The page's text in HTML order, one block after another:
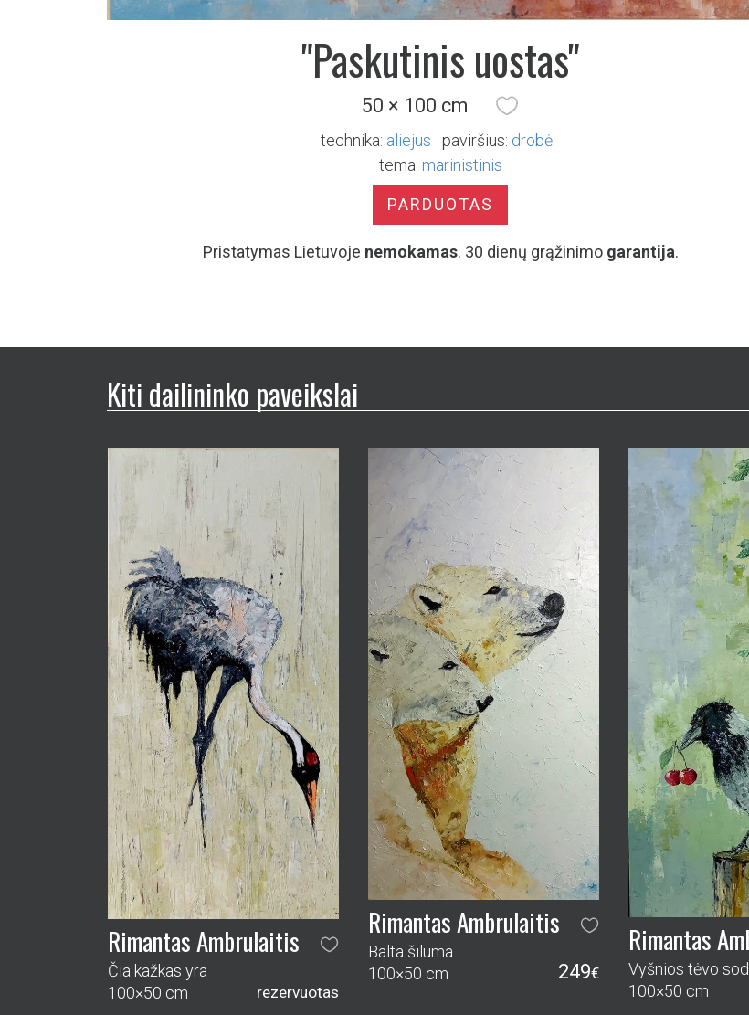
"Paskutinis uostas"
50 × 100 cm
technika: aliejus paviršius: drobė
tema: marinistinis
PARDUOTAS
Pristatymas Lietuvoje nemokamas. 30 dienų grąžinimo garantija.
Kiti dailininko paveikslai
Rimantas Ambrulaitis
Čia kažkas yra
100×50 cm
rezervuotas
Rimantas Ambrulaitis
Balta šiluma
100×50 cm
249€
Rimantas
Vyšnios tėvo
100×50 cm